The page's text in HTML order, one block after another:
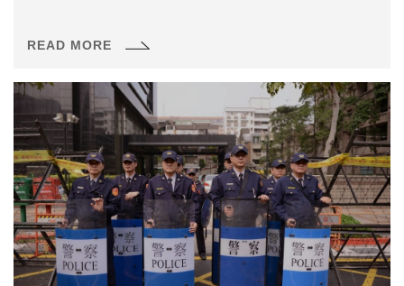
READ MORE